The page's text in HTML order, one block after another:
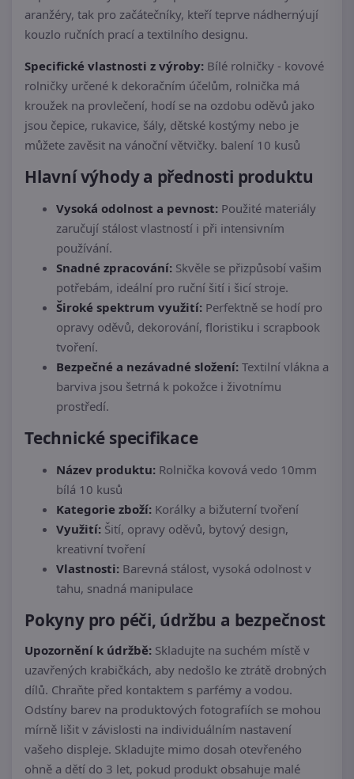
aranžéry, tak pro začátečníky, kteří teprve nádhernýují
kouzlo ručních prací a textilního designu.
Specifické vlastnosti z výroby: Bílé rolničky - kovové
rolničky určené k dekoračním účelům, rolnička má
kroužek na provlečení, hodí se na ozdobu oděvů jako
jsou čepice, rukavice, šály, dětské kostýmy nebo je
můžete zavěsit na vánoční větvičky. balení 10 kusů
Hlavní výhody a přednosti produktu
Vysoká odolnost a pevnost: Použité materiály
zaručují stálost vlastností i při intensivním
používání.
Snadné zpracování: Skvěle se přizpůsobí vašim
potřebám, ideální pro ruční šití i šicí stroje.
Široké spektrum využití: Perfektně se hodí pro
opravy oděvů, dekorování, floristiku i scrapbook
tvoření.
Bezpečné a nezávadné složení: Textilní vlákna a
barviva jsou šetrná k pokožce i životnímu
prostředí.
Technické specifikace
Název produktu: Rolnička kovová vedo 10mm
bílá 10 kusů
Kategorie zboží: Korálky a bižuterní tvoření
Využití: Šití, opravy oděvů, bytový design,
kreativní tvoření
Vlastnosti: Barevná stálost, vysoká odolnost v
tahu, snadná manipulace
Pokyny pro péči, údržbu a bezpečnost
Upozornění k údržbě: Skladujte na suchém místě v
uzavřených krabičkách, aby nedošlo ke ztrátě drobných
dílů. Chraňte před kontaktem s parfémy a vodou.
Odstíny barev na produktových fotografiích se mohou
mírně lišit v závislosti na individuálním nastavení
vašeho displeje. Skladujte mimo dosah otevřeného
ohně a dětí do 3 let, pokud produkt obsahuje malé